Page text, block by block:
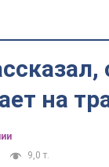
на
9,0 т.